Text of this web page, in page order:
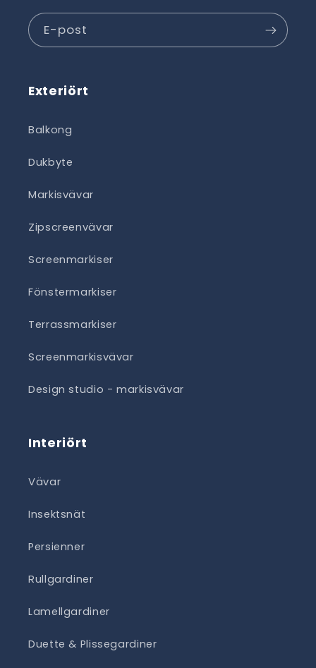
E-post
Exteriört
Balkong
Dukbyte
Markisvävar
Zipscreenvävar
Screenmarkiser
Fönstermarkiser
Terrassmarkiser
Screenmarkisvävar
Design studio - markisvävar
Interiört
Vävar
Insektsnät
Persienner
Rullgardiner
Lamellgardiner
Duette & Plissegardiner